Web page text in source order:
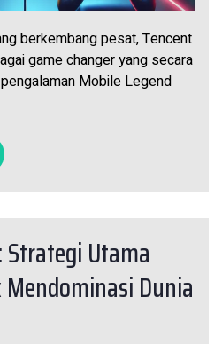
berkembang pesat, Tencent
game changer yang secara
Mobile Legend
Strategi Utama
Dunia